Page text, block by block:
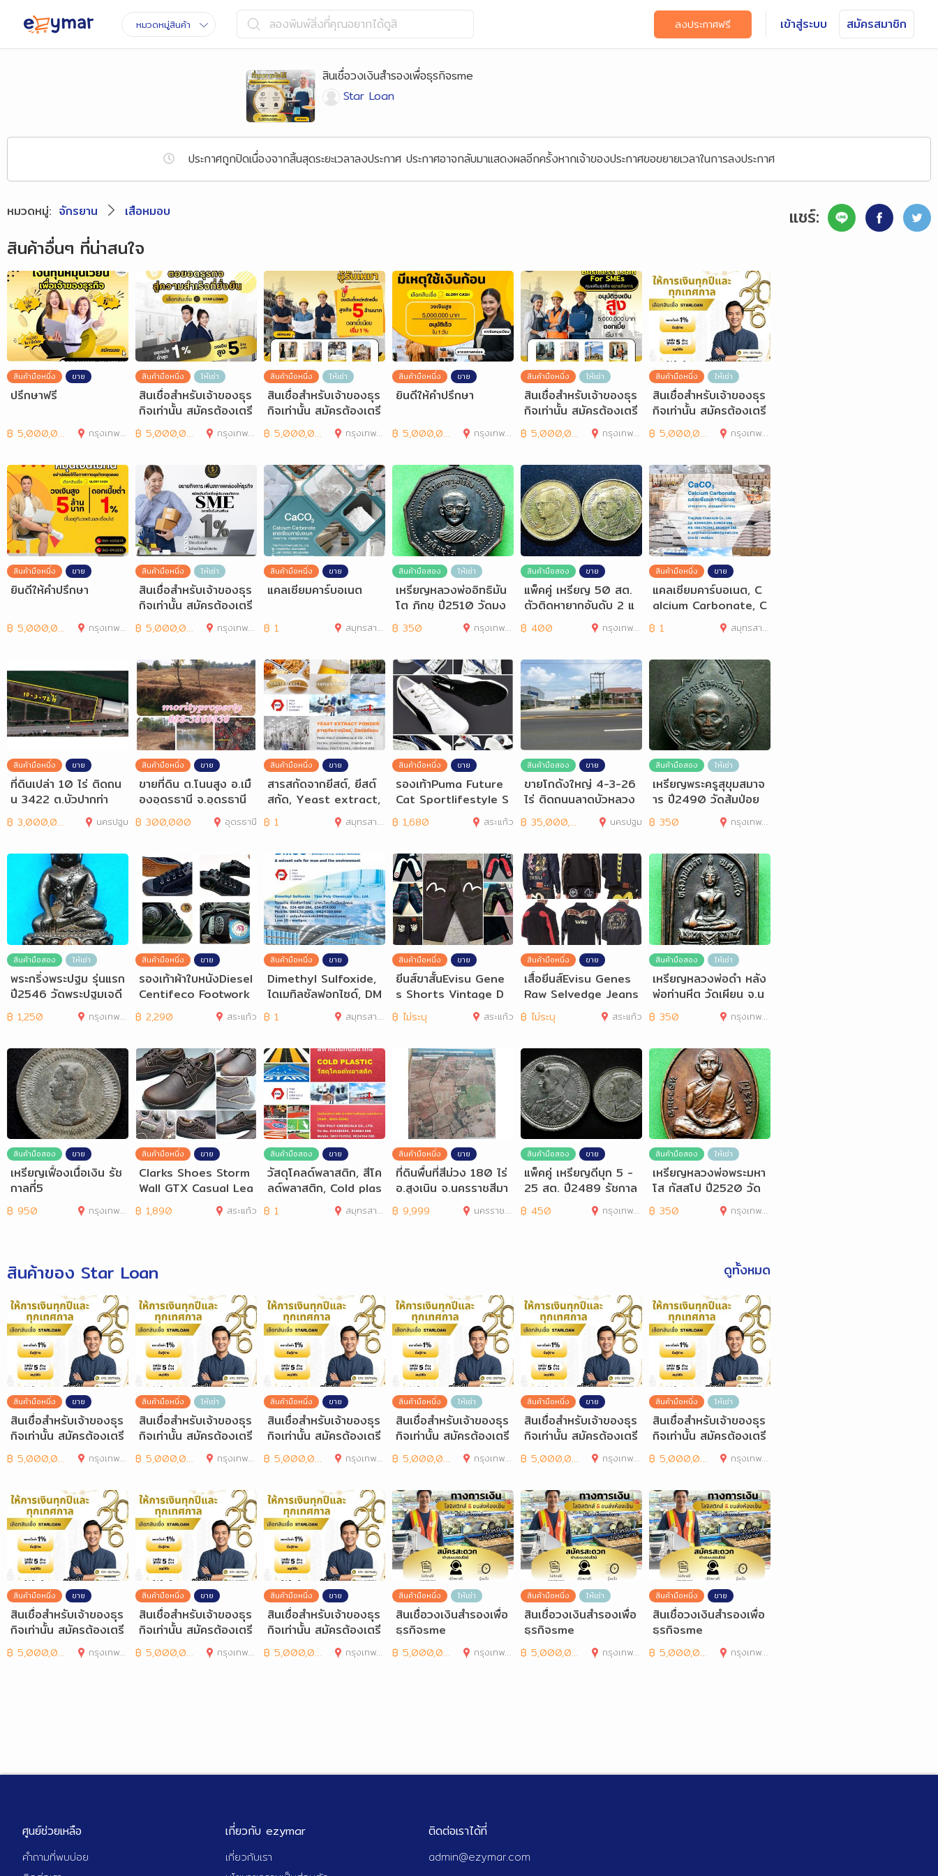
หมวดหมู่สินค้า ลองพิมพ์สิ่งที่คุณอยากได้ดูสิ ลงประกาศฟรี เข้าสู่ระบบ สมัครสมาชิก
สินเชื่อวงเงินสำรองเพื่อธุรกิจsme
Star Loan
ประกาศถูกปิดเนื่องจากสิ้นสุดระยะเวลาลงประกาศ ประกาศอาจกลับมาแสดงผลอีกครั้งหากเจ้าของประกาศขอขยายเวลาในการลงประกาศ
หมวดหมู่: จักรยาน เสือหมอบ
แชร์:
สินค้าอื่นๆ ที่น่าสนใจ
สินค้ามือหนึ่ง ขาย
ปรึกษาฟรี
฿ 5,000,000 กรุงเทพมหานคร
สินค้ามือหนึ่ง ให้เช่า
สินเชื่อสำหรับเจ้าของธุร
กิจเท่านั้น สมัครต้องเตรี
ยมเอกสารอะ
฿ 5,000,000 กรุงเทพมหานคร
สินค้ามือหนึ่ง ให้เช่า
สินเชื่อสำหรับเจ้าของธุร
กิจเท่านั้น สมัครต้องเตรี
ยมเอกสารอะ
฿ 5,000,000 กรุงเทพมหานคร
สินค้ามือหนึ่ง ขาย
ยินดีให้คำปรึกษา
฿ 5,000,000 กรุงเทพมหานคร
สินค้ามือหนึ่ง ให้เช่า
สินเชื่อสำหรับเจ้าของธุร
กิจเท่านั้น สมัครต้องเตรี
ยมเอกสารอะ
฿ 5,000,000 กรุงเทพมหานคร
สินค้ามือหนึ่ง ให้เช่า
สินเชื่อสำหรับเจ้าของธุร
กิจเท่านั้น สมัครต้องเตรี
ยมเอกสารอะ
฿ 5,000,000 กรุงเทพมหานคร
สินค้ามือหนึ่ง ขาย
ยินดีให้คำปรึกษา
฿ 5,000,000 กรุงเทพมหานคร
สินค้ามือหนึ่ง ให้เช่า
สินเชื่อสำหรับเจ้าของธุร
กิจเท่านั้น สมัครต้องเตรี
ยมเอกสารอะ
฿ 5,000,000 กรุงเทพมหานคร
สินค้ามือหนึ่ง ขาย
แคลเซียมคาร์บอเนต
฿ 1 สมุทรสาคร
สินค้ามือสอง ให้เช่า
เหรียญหลวงพ่ออิทธิมัน
โต ภิกขุ ปี2510 วัดมง
คลจินดารามไร่ขิง
฿ 350 กรุงเทพมหานคร
สินค้ามือสอง ขาย
แพ็คคู่ เหรียญ 50 สต.
ตัวติดหายากอันดับ 2 แ
ละอันดับ 3
฿ 400 กรุงเทพมหานคร
สินค้ามือหนึ่ง ขาย
แคลเซียมคาร์บอเนต, C
alcium Carbonate, C
aCO3, GCC, PCC, เกร
ดอ
฿ 1 สมุทรสาคร
สินค้ามือหนึ่ง ขาย
ที่ดินเปล่า 10 ไร่ ติดถน
น 3422 ต.บัวปากท่า
อ.บางเลน จ.นครปฐม
฿ 3,000,000 นครปฐม
สินค้ามือหนึ่ง ขาย
ขายที่ดิน ต.โนนสูง อ.เมื
องอุดรธานี จ.อุดรธานี
ใกล้นิคมฯ
฿ 300,000 อุดรธานี
สินค้ามือหนึ่ง ขาย
สารสกัดจากยีสต์, ยีสต์
สกัด, Yeast extract,
Yeast extract pow
฿ 1 สมุทรสาคร
สินค้ามือหนึ่ง ขาย
รองเท้าPuma Future
Cat Sportlifestyle S
neake Leather 40-
45
฿ 1,680 สระแก้ว
สินค้ามือสอง ขาย
ขายโกดังใหญ่ 4-3-26
ไร่ ติดถนนลาดบัวหลวง
-สองพี่น้อง(3422) จ.
฿ 35,000,000 นครปฐม
สินค้ามือสอง ให้เช่า
เหรียญพระครูสุขุมสมาจ
าร ปี2490 วัดส้มป่อย
จ.นครนายก
฿ 350 กรุงเทพมหานคร
สินค้ามือสอง ให้เช่า
พระกริ่งพระปฐม รุ่นแรก
ปี2546 วัดพระปฐมเจดี
ย์ฯ จ.นครปฐม
฿ 1,250 กรุงเทพมหานคร
สินค้ามือหนึ่ง ขาย
รองเท้าผ้าใบหนังDiesel
Centifeco Footwork
Leather Size 42-43
฿ 2,290 สระแก้ว
สินค้ามือหนึ่ง ขาย
Dimethyl Sulfoxide,
ไดเมทิลซัลฟอกไซด์, DM
SO, ดีเอ็มเอสโอ
฿ 1 สมุทรสาคร
สินค้ามือหนึ่ง ขาย
ยีนส์ขาสั้นEvisu Gene
s Shorts Vintage D
enim ยีนส์ผ้าริม
฿ ไม่ระบุ สระแก้ว
สินค้ามือหนึ่ง ขาย
เสื้อยีนส์Evisu Genes
Raw Selvedge Jeans
Denim S-2XL
฿ ไม่ระบุ สระแก้ว
สินค้ามือสอง ให้เช่า
เหรียญหลวงพ่อดำ หลัง
พ่อท่านหีต วัดเผียน จ.น
ครศรีธรรมราช
฿ 350 กรุงเทพมหานคร
สินค้ามือสอง ขาย
เหรียญเฟื้องเนื้อเงิน รัช
กาลที่5
฿ 950 กรุงเทพมหานคร
สินค้ามือหนึ่ง ขาย
Clarks Shoes Storm
Wall GTX Casual Lea
ther Brown Eur 43,4
4
฿ 1,890 สระแก้ว
สินค้ามือสอง ขาย
วัสดุโคลด์พลาสติก, สีโค
ลด์พลาสติก, Cold plas
tic, Anti skid p
฿ 1 สมุทรสาคร
สินค้ามือหนึ่ง ขาย
ที่ดินพื้นที่สีม่วง 180 ไร่
อ.สูงเนิน จ.นครราชสีมา
฿ 9,999 นครราชสีมา
สินค้ามือสอง ขาย
แพ็คคู่ เหรียญดีบุก 5 -
25 สต. ปี2489 รัชกาล
ที่8
฿ 450 กรุงเทพมหานคร
สินค้ามือสอง ให้เช่า
เหรียญหลวงพ่อพระมหา
โส กัสสโป ปี2520 วัด
ป่าคีรีวัน จ.ขอนแกน
฿ 350 กรุงเทพมหานคร
สินค้าของ Star Loan ดูทั้งหมด
สินค้ามือหนึ่ง ขาย
สินเชื่อสำหรับเจ้าของธุร
กิจเท่านั้น สมัครต้องเตรี
ยมเอกสารอะ
฿ 5,000,000 กรุงเทพมหานคร
สินค้ามือหนึ่ง ให้เช่า
สินเชื่อสำหรับเจ้าของธุร
กิจเท่านั้น สมัครต้องเตรี
ยมเอกสารอะ
฿ 5,000,000 กรุงเทพมหานคร
สินค้ามือหนึ่ง ขาย
สินเชื่อสำหรับเจ้าของธุร
กิจเท่านั้น สมัครต้องเตรี
ยมเอกสารอะ
฿ 5,000,000 กรุงเทพมหานคร
สินค้ามือหนึ่ง ให้เช่า
สินเชื่อสำหรับเจ้าของธุร
กิจเท่านั้น สมัครต้องเตรี
ยมเอกสารอะ
฿ 5,000,000 กรุงเทพมหานคร
สินค้ามือหนึ่ง ขาย
สินเชื่อสำหรับเจ้าของธุร
กิจเท่านั้น สมัครต้องเตรี
ยมเอกสารอะ
฿ 5,000,000 กรุงเทพมหานคร
สินค้ามือหนึ่ง ให้เช่า
สินเชื่อสำหรับเจ้าของธุร
กิจเท่านั้น สมัครต้องเตรี
ยมเอกสารอะ
฿ 5,000,000 กรุงเทพมหานคร
สินค้ามือหนึ่ง ขาย
สินเชื่อสำหรับเจ้าของธุร
กิจเท่านั้น สมัครต้องเตรี
ยมเอกสารอะ
฿ 5,000,000 กรุงเทพมหานคร
สินค้ามือหนึ่ง ขาย
สินเชื่อสำหรับเจ้าของธุร
กิจเท่านั้น สมัครต้องเตรี
ยมเอกสารอะ
฿ 5,000,000 กรุงเทพมหานคร
สินค้ามือหนึ่ง ขาย
สินเชื่อสำหรับเจ้าของธุร
กิจเท่านั้น สมัครต้องเตรี
ยมเอกสารอะ
฿ 5,000,000 กรุงเทพมหานคร
สินค้ามือหนึ่ง ให้เช่า
สินเชื่อวงเงินสำรองเพื่อ
ธุรกิจsme
฿ 5,000,000 กรุงเทพมหานคร
สินค้ามือหนึ่ง ให้เช่า
สินเชื่อวงเงินสำรองเพื่อ
ธุรกิจsme
฿ 5,000,000 กรุงเทพมหานคร
สินค้ามือหนึ่ง ขาย
สินเชื่อวงเงินสำรองเพื่อ
ธุรกิจsme
฿ 5,000,000 กรุงเทพมหานคร
ศูนย์ช่วยเหลือ
คำถามที่พบบ่อย
เกี่ยวกับ ezymar
เกี่ยวกับเรา
ติดต่อเราได้ที่
admin@ezymar.com